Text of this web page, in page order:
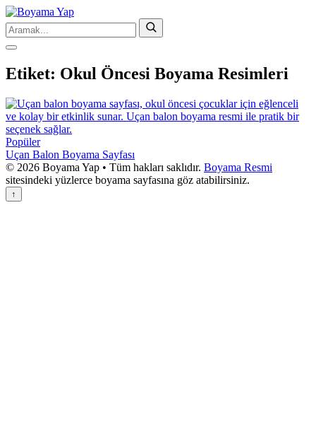
Etiket: Okul Öncesi Boyama Resimleri
Popüler
Uçan Balon Boyama Sayfası
© 2026 Boyama Yap • Tüm hakları saklıdır. Boyama Resmi
sitesindeki yüzlerce boyama sayfasına göz atabilirsiniz.
↑